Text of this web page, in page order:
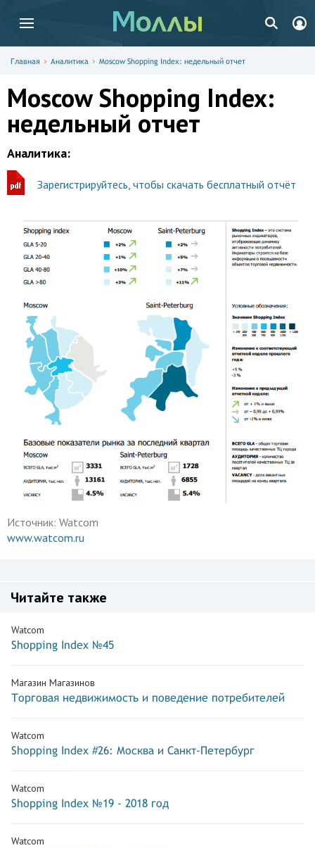
Главная Аналитика Moscow Shopping Index: недельный отчет
Moscow Shopping Index:
недельный отчет
Аналитика:
Зарегистрируйтесь, чтобы скачать бесплатный отчёт
Источник: Watcom
www.watcom.ru
Читайте также
Watcom
Shopping Index №45
Магазин Магазинов
Торговая недвижимость и поведение потребителей
Watcom
Shopping Index #26: Москва и Санкт-Петербург
Watcom
Shopping Index №19 - 2018 год
Watcom